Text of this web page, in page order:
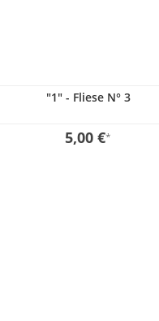
"1" - Fliese N° 3
5,00 €*